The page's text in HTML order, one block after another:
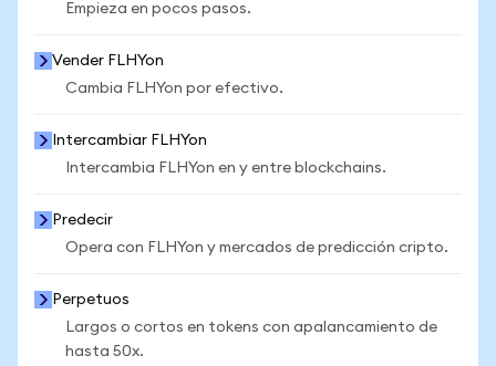
Empieza en pocos pasos.
Vender FLHYon
Cambia FLHYon por efectivo.
Intercambiar FLHYon
Intercambia FLHYon en y entre blockchains.
Predecir
Opera con FLHYon y mercados de predicción cripto.
Perpetuos
Largos o cortos en tokens con apalancamiento de
hasta 50x.